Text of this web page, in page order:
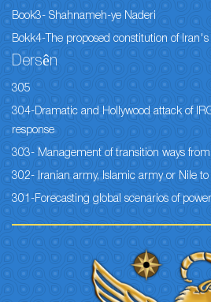
Book3- Shahnameh-ye Naderi
Bokk4-The proposed constitution of
Dersên
305
304-Dramatic and Hollywood attack of
response
303- Management of transition ways
302- Iranian army, Islamic army or Nile
301-Forecasting global scenarios of